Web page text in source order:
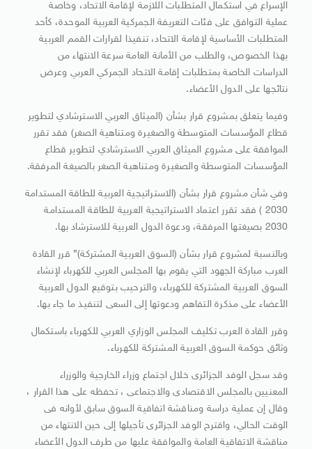
الإسراع في استكمال المتطلبات اللازمة لإقامة الاتحاد، وخاصة
عملية التوافق على فئات التعريفة الجمركية العربية الموحدة، كأحد
المتطلبات الأساسية لإقامة الاتحاد، تنفيذا لقرارات القمم العربية
بهذا الخصوص، والطلب من الأمانة العامة سرعة الانتهاء من
الدراسات الخاصة بمتطلبات إقامة الاتحاد الجمركي العربي وعرض
نتائجها على الدول الأعضاء.
وفيما يتعلق بمشروع قرار بشأن (الميثاق العربي الاسترشادي لتطوير
قطاع المؤسسات المتوسطة والصغيرة ومتناهية الصغر) فقد تقرر
الموافقة على مشروع الميثاق العربي الاسترشادي لتطوير قطاع
المؤسسات المتوسطة والصغيرة ومتناهية الصغر بالصيغة المرفقة.
وفي شأن مشروع قرار بشأن (الاستراتيجية العربية للطاقة المستدامة
2030 ) فقد تقرر اعتماد الاستراتيجية العربية للطاقة المستدامة
2030 بصيغتها المرفقة، ودعوة الدول العربية للاسترشاد بها.
وبالنسبة لمشروع قرار بشأن (السوق العربية المشتركة)” قرر القادة
العرب مباركة الجهود التي يقوم بها المجلس العربي للكهرباء لإنشاء
السوق العربية المشتركة للكهرباء، والترحيب بتوقيع الدول العربية
الأعضاء على مذكرة التفاهم ودعوتها إلى السعى لتنفيذ ما جاء بها.
وقرر القادة العرب تكليف المجلس الوزاري العربي للكهرباء باستكمال
وثائق حوكمة السوق العربية المشتركة للكهرباء.
وقد سجل الوفد الجزائرى خلال اجتماع وزراء الخارجية والوزراء
المعنيين بالمجلس الاقتصادى والاجتماعى ، تحفظه على هذا القرار ،
وقال إن عملية دراسة ومناقشة اتفاقية السوق سابق لأوانه فى
الوقت الحالي، واقترح الوفد الجزائرى تأجيلها إلى حين الانتهاء من
مناقشة الاتفاقية العامة والموافقة عليها من طرف الدول الأعضاء